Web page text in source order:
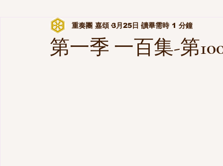
第一季 一百集-第
重奏團 嘉頌 3月25日 讀畢需時 1 分鐘